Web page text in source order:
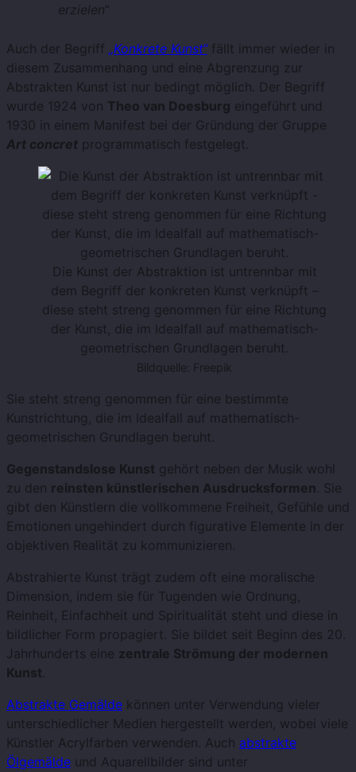
erzielen“
Auch der Begriff „Konkrete Kunst“fällt immer wieder in
diesem Zusammenhang und eine Abgrenzung zur
Abstrakten Kunst ist nur bedingt möglich. Der Begriff
wurde 1924 von Theo van Doesburg eingeführt und
1930 in einem Manifest bei der Gründung der Gruppe
Art concret programmatisch festgelegt.
Die Kunst der Abstraktion ist untrennbar mit
dem Begriff der konkreten Kunst verknüpft –
diese steht streng genommen für eine Richtung
der Kunst, die im Idealfall auf mathematisch-
geometrischen Grundlagen beruht.
Bildquelle: Freepik
Sie steht streng genommen für eine bestimmte
Kunstrichtung, die im Idealfall auf mathematisch-
geometrischen Grundlagen beruht.
Gegenstandslose Kunst gehört neben der Musik wohl
zu den reinsten künstlerischen Ausdrucksformen. Sie
gibt den Künstlern die vollkommene Freiheit, Gefühle und
Emotionen ungehindert durch figurative Elemente in der
objektiven Realität zu kommunizieren.
Abstrahierte Kunst trägt zudem oft eine moralische
Dimension, indem sie für Tugenden wie Ordnung,
Reinheit, Einfachheit und Spiritualität steht und diese in
bildlicher Form propagiert. Sie bildet seit Beginn des 20.
Jahrhunderts eine zentrale Strömung der modernen
Kunst.
Abstrakte Gemälde können unter Verwendung vieler
unterschiedlicher Medien hergestellt werden, wobei viele
Künstler Acrylfarben verwenden. Auch abstrakte
Ölgemälde und Aquarellbilder sind unter